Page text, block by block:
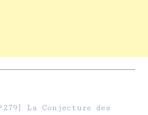
La Conjecture des